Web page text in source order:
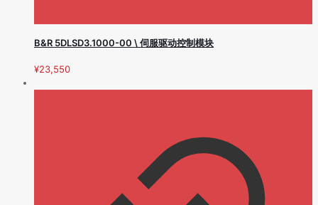
B&R 5DLSD3.1000-00 \ 伺服驱动控制模块
¥23,550